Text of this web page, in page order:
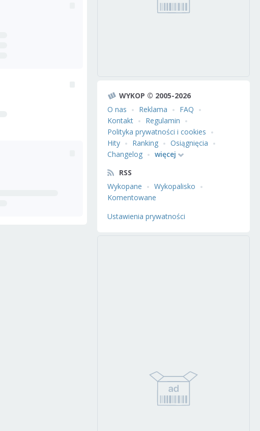
WYKOP © 2005-2026
O nas
Reklama
FAQ
Kontakt
Regulamin
Polityka prywatności i cookies
Hity
Ranking
Osiągnięcia
Changelog
więcej
RSS
Wykopane
Wykopalisko
Komentowane
Ustawienia prywatności